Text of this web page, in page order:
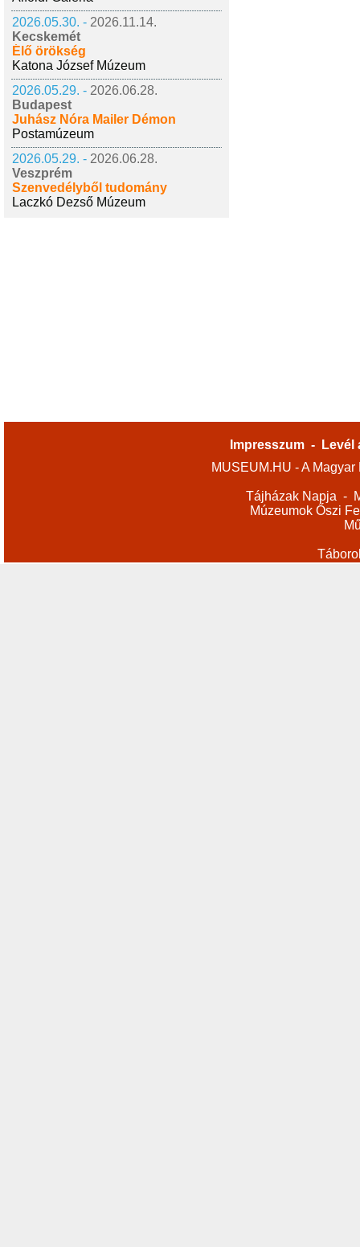
2026.05.30. - 2026.11.14.
Kecskemét
Élő örökség
Katona József Múzeum
2026.05.29. - 2026.06.28.
Budapest
Juhász Nóra Mailer Démon
Postamúzeum
2026.05.29. - 2026.06.28.
Veszprém
Szenvedélyből tudomány
Laczkó Dezső Múzeum
Impresszum -
Levél
MUSEUM.HU - A
Tájházak Napja -
Múzeumok Őszi